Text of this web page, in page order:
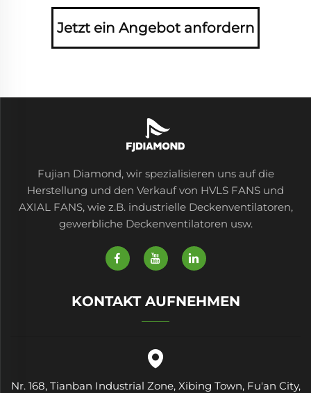
Jetzt ein Angebot anfordern
Fujian Diamond, wir spezialisieren uns auf die
Herstellung und den Verkauf von HVLS FANS und
AXIAL FANS, wie z.B. industrielle Deckenventilatoren,
gewerbliche Deckenventilatoren usw.
KONTAKT AUFNEHMEN
Nr. 168, Tianban Industrial Zone, Xibing Town, Fu'an City,